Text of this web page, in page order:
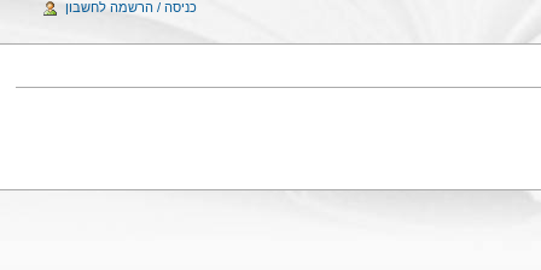
כניסה / הרשמה לחשבון